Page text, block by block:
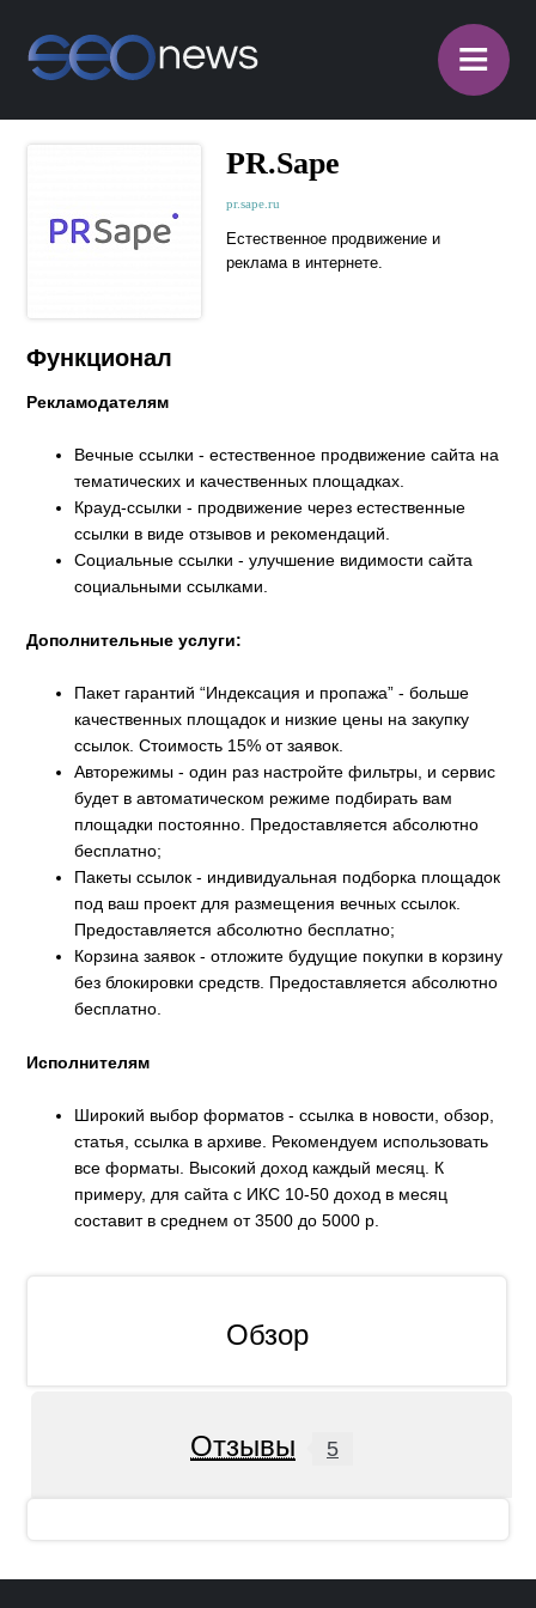
≡
PR.Sape
pr.sape.ru
Естественное продвижение и
реклама в интернете.
Функционал
Рекламодателям
Вечные ссылки - естественное продвижение сайта на
тематических и качественных площадках.
Крауд-ссылки - продвижение через естественные
ссылки в виде отзывов и рекомендаций.
Социальные ссылки - улучшение видимости сайта
социальными ссылками.
Дополнительные услуги:
Пакет гарантий “Индексация и пропажа” - больше
качественных площадок и низкие цены на закупку
ссылок. Стоимость 15% от заявок.
Авторежимы - один раз настройте фильтры, и сервис
будет в автоматическом режиме подбирать вам
площадки постоянно. Предоставляется абсолютно
бесплатно;
Пакеты ссылок - индивидуальная подборка площадок
под ваш проект для размещения вечных ссылок.
Предоставляется абсолютно бесплатно;
Корзина заявок - отложите будущие покупки в корзину
без блокировки средств. Предоставляется абсолютно
бесплатно.
Исполнителям
Широкий выбор форматов - ссылка в новости, обзор,
статья, ссылка в архиве. Рекомендуем использовать
все форматы. Высокий доход каждый месяц. К
примеру, для сайта с ИКС 10-50 доход в месяц
составит в среднем от 3500 до 5000 р.
Обзор
Отзывы 5